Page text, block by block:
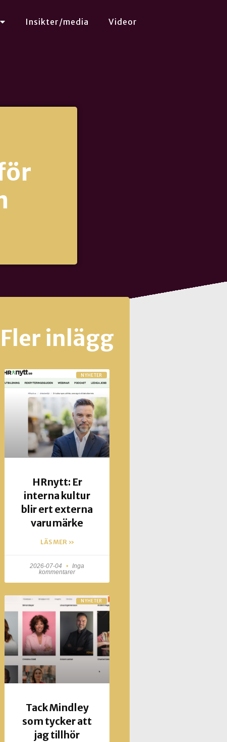
Insikter/media Videor
Fler inlägg
NYHETER
HRnytt: Er
interna kultur
blir ert externa
varumärke
LÄS MER »
2026-07-04
Inga
kommentarer
NYHETER
Tack Mindley
som tycker att
jag tillhör